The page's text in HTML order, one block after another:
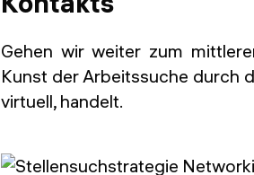
Gehen wir weiter zum
Kunst der Arbeitssuche durch
virtuell, handelt.